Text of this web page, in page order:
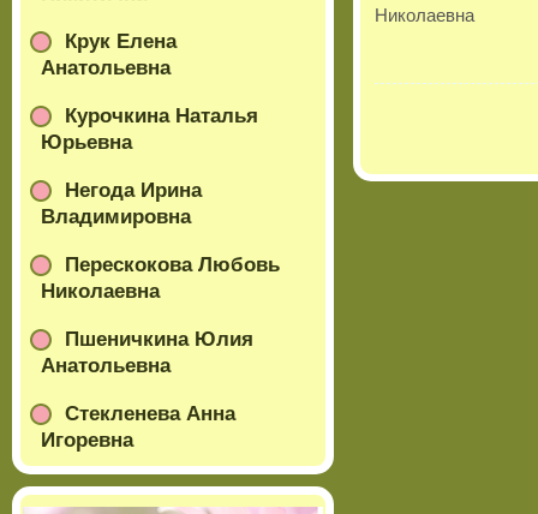
Николаевна
Крук Елена
Анатольевна
Курочкина Наталья
Юрьевна
Негода Ирина
Владимировна
Перескокова Любовь
Николаевна
Пшеничкина Юлия
Анатольевна
Стекленева Анна
Игоревна